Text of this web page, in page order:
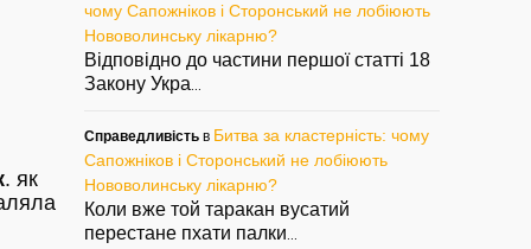
. як
чому Сапожніков і Сторонський не лобіюють
Нововолинську лікарню?
Відповідно до частини першої статті 18
Закону Укра
Справедливість в Битва за кластерність: чому
Сапожніков і Сторонський не лобіюють
Нововолинську лікарню?
Коли вже той таракан вусатий
перестане пхати палки